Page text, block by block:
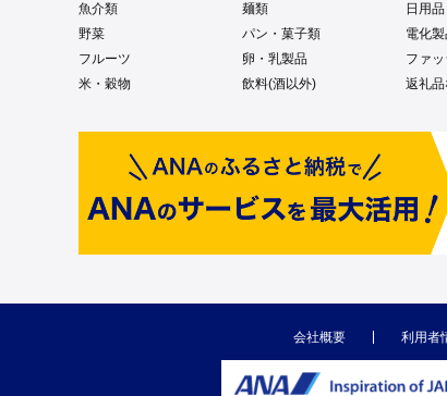
魚介類
麺類
日用
野菜
パン・菓子類
電化
フルーツ
卵・乳製品
ファ
米・穀物
飲料(酒以外) 返礼品
会社概要 利用者